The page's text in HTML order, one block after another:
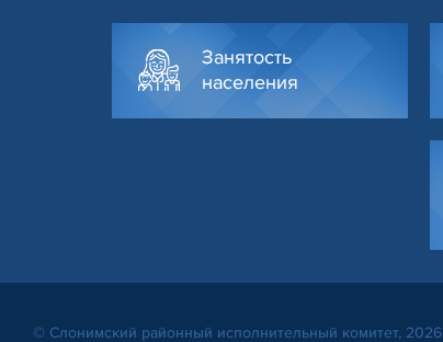
Занятость
населения
© Слонимский районный исполнительный комитет, 2026